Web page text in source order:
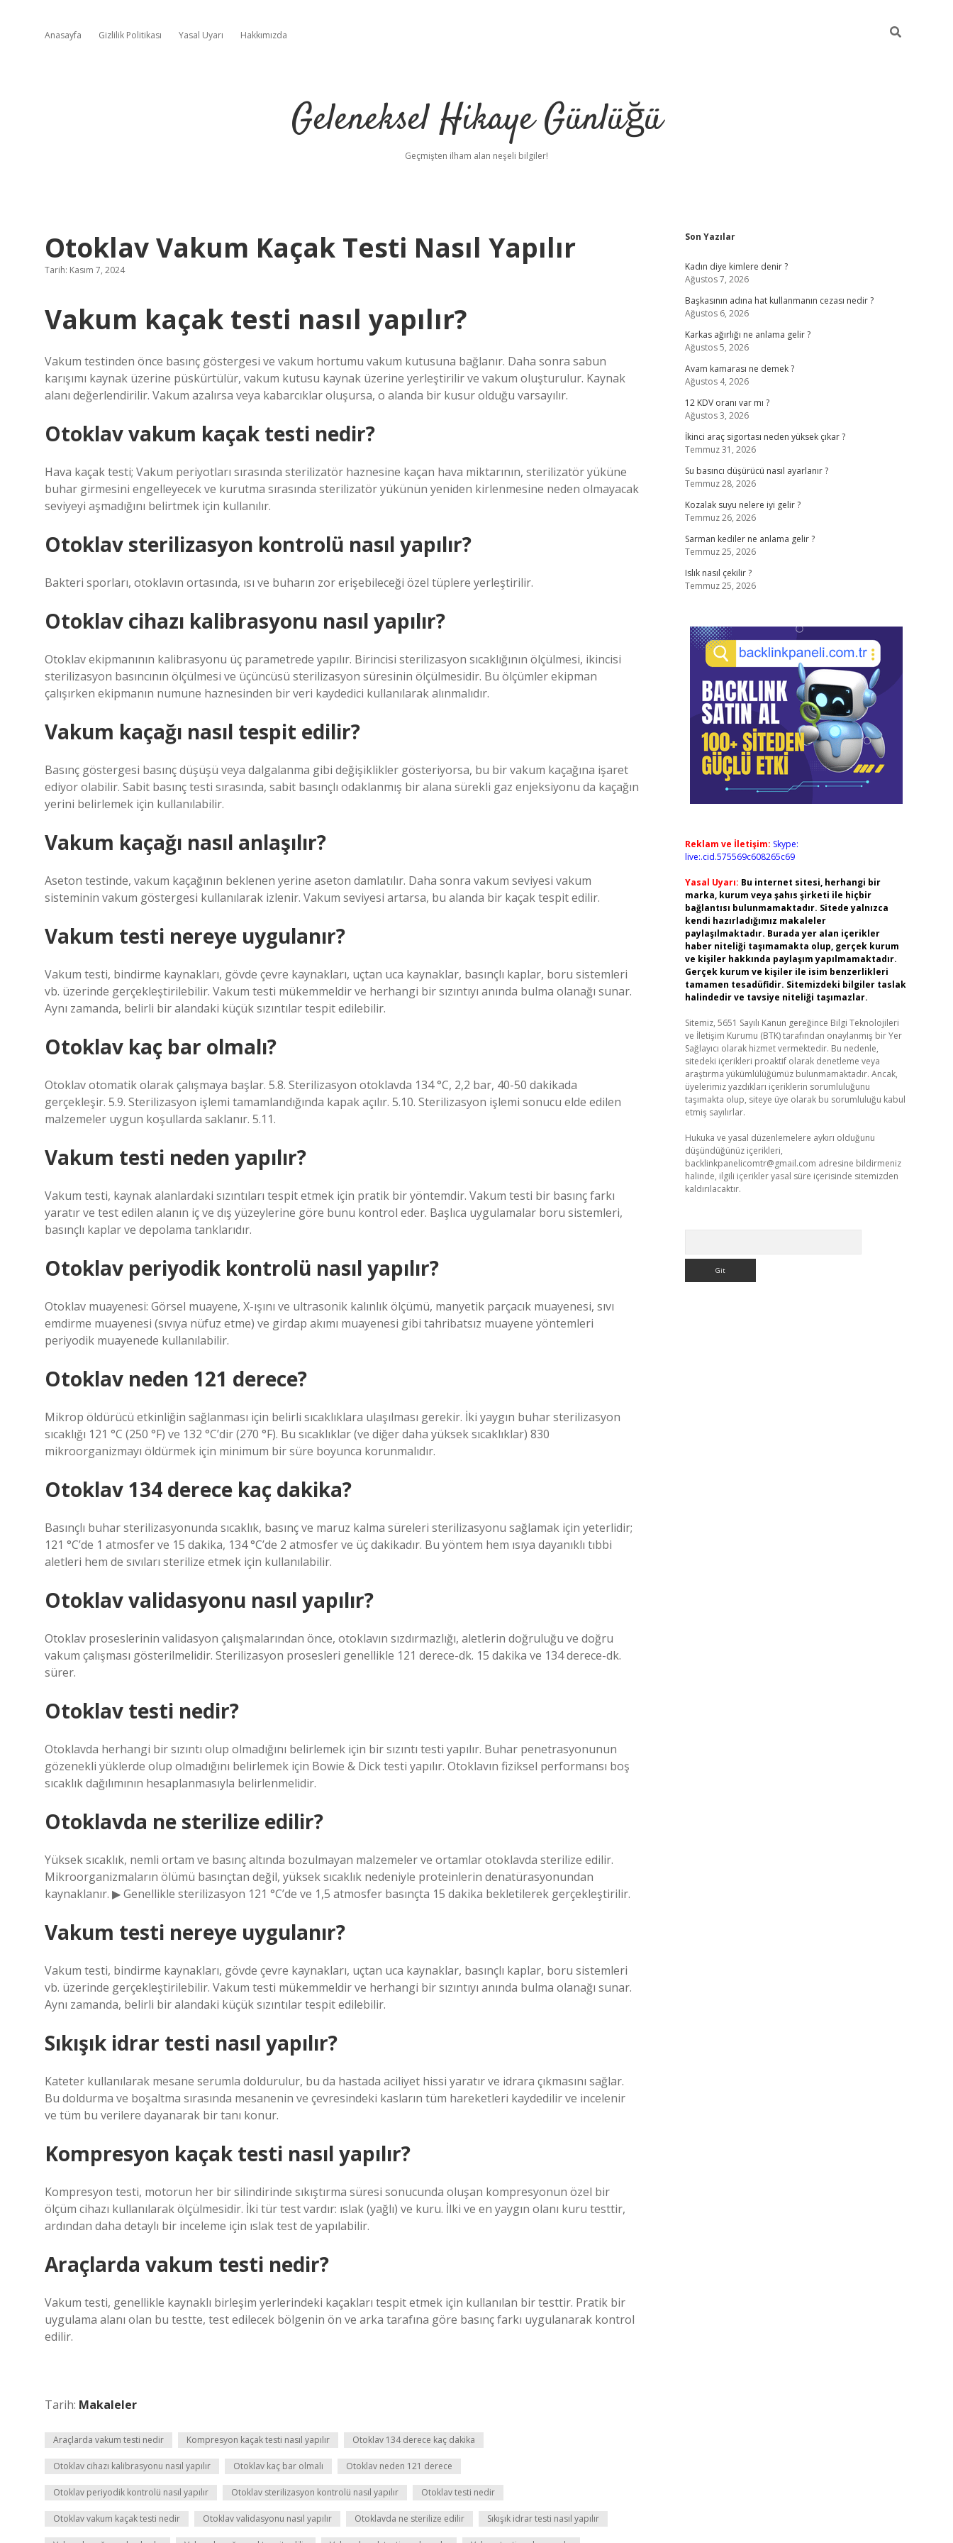
Anasayfa Gizlilik Politikası Yasal Uyarı Hakkımızda
Geleneksel Hikaye Günlüğü
Geçmişten ilham alan neşeli bilgiler!
Otoklav Vakum Kaçak Testi Nasıl Yapılır
Tarih: Kasım 7, 2024
Vakum kaçak testi nasıl yapılır?
Vakum testinden önce basınç göstergesi ve vakum hortumu vakum kutusuna bağlanır. Daha sonra sabun
karışımı kaynak üzerine püskürtülür, vakum kutusu kaynak üzerine yerleştirilir ve vakum oluşturulur. Kaynak
alanı değerlendirilir. Vakum azalırsa veya kabarcıklar oluşursa, o alanda bir kusur olduğu varsayılır.
Otoklav vakum kaçak testi nedir?
Hava kaçak testi; Vakum periyotları sırasında sterilizatör haznesine kaçan hava miktarının, sterilizatör yüküne
buhar girmesini engelleyecek ve kurutma sırasında sterilizatör yükünün yeniden kirlenmesine neden olmayacak
seviyeyi aşmadığını belirtmek için kullanılır.
Otoklav sterilizasyon kontrolü nasıl yapılır?
Bakteri sporları, otoklavın ortasında, ısı ve buharın zor erişebileceği özel tüplere yerleştirilir.
Otoklav cihazı kalibrasyonu nasıl yapılır?
Otoklav ekipmanının kalibrasyonu üç parametrede yapılır. Birincisi sterilizasyon sıcaklığının ölçülmesi, ikincisi
sterilizasyon basıncının ölçülmesi ve üçüncüsü sterilizasyon süresinin ölçülmesidir. Bu ölçümler ekipman
çalışırken ekipmanın numune haznesinden bir veri kaydedici kullanılarak alınmalıdır.
Vakum kaçağı nasıl tespit edilir?
Basınç göstergesi basınç düşüşü veya dalgalanma gibi değişiklikler gösteriyorsa, bu bir vakum kaçağına işaret
ediyor olabilir. Sabit basınç testi sırasında, sabit basınçlı odaklanmış bir alana sürekli gaz enjeksiyonu da kaçağın
yerini belirlemek için kullanılabilir.
Vakum kaçağı nasıl anlaşılır?
Aseton testinde, vakum kaçağının beklenen yerine aseton damlatılır. Daha sonra vakum seviyesi vakum
sisteminin vakum göstergesi kullanılarak izlenir. Vakum seviyesi artarsa, bu alanda bir kaçak tespit edilir.
Vakum testi nereye uygulanır?
Vakum testi, bindirme kaynakları, gövde çevre kaynakları, uçtan uca kaynaklar, basınçlı kaplar, boru sistemleri
vb. üzerinde gerçekleştirilebilir. Vakum testi mükemmeldir ve herhangi bir sızıntıyı anında bulma olanağı sunar.
Aynı zamanda, belirli bir alandaki küçük sızıntılar tespit edilebilir.
Otoklav kaç bar olmalı?
Otoklav otomatik olarak çalışmaya başlar. 5.8. Sterilizasyon otoklavda 134 °C, 2,2 bar, 40-50 dakikada
gerçekleşir. 5.9. Sterilizasyon işlemi tamamlandığında kapak açılır. 5.10. Sterilizasyon işlemi sonucu elde edilen
malzemeler uygun koşullarda saklanır. 5.11.
Vakum testi neden yapılır?
Vakum testi, kaynak alanlardaki sızıntıları tespit etmek için pratik bir yöntemdir. Vakum testi bir basınç farkı
yaratır ve test edilen alanın iç ve dış yüzeylerine göre bunu kontrol eder. Başlıca uygulamalar boru sistemleri,
basınçlı kaplar ve depolama tanklarıdır.
Otoklav periyodik kontrolü nasıl yapılır?
Otoklav muayenesi: Görsel muayene, X-ışını ve ultrasonik kalınlık ölçümü, manyetik parçacık muayenesi, sıvı
emdirme muayenesi (sıvıya nüfuz etme) ve girdap akımı muayenesi gibi tahribatsız muayene yöntemleri
periyodik muayenede kullanılabilir.
Otoklav neden 121 derece?
Mikrop öldürücü etkinliğin sağlanması için belirli sıcaklıklara ulaşılması gerekir. İki yaygın buhar sterilizasyon
sıcaklığı 121 °C (250 °F) ve 132 °C’dir (270 °F). Bu sıcaklıklar (ve diğer daha yüksek sıcaklıklar) 830
mikroorganizmayı öldürmek için minimum bir süre boyunca korunmalıdır.
Otoklav 134 derece kaç dakika?
Basınçlı buhar sterilizasyonunda sıcaklık, basınç ve maruz kalma süreleri sterilizasyonu sağlamak için yeterlidir;
121 °C’de 1 atmosfer ve 15 dakika, 134 °C’de 2 atmosfer ve üç dakikadır. Bu yöntem hem ısıya dayanıklı tıbbi
aletleri hem de sıvıları sterilize etmek için kullanılabilir.
Otoklav validasyonu nasıl yapılır?
Otoklav proseslerinin validasyon çalışmalarından önce, otoklavın sızdırmazlığı, aletlerin doğruluğu ve doğru
vakum çalışması gösterilmelidir. Sterilizasyon prosesleri genellikle 121 derece-dk. 15 dakika ve 134 derece-dk.
sürer.
Otoklav testi nedir?
Otoklavda herhangi bir sızıntı olup olmadığını belirlemek için bir sızıntı testi yapılır. Buhar penetrasyonunun
gözenekli yüklerde olup olmadığını belirlemek için Bowie & Dick testi yapılır. Otoklavın fiziksel performansı boş
sıcaklık dağılımının hesaplanmasıyla belirlenmelidir.
Otoklavda ne sterilize edilir?
Yüksek sıcaklık, nemli ortam ve basınç altında bozulmayan malzemeler ve ortamlar otoklavda sterilize edilir.
Mikroorganizmaların ölümü basınçtan değil, yüksek sıcaklık nedeniyle proteinlerin denatürasyonundan
kaynaklanır. ▶ Genellikle sterilizasyon 121 °C’de ve 1,5 atmosfer basınçta 15 dakika bekletilerek gerçekleştirilir.
Vakum testi nereye uygulanır?
Vakum testi, bindirme kaynakları, gövde çevre kaynakları, uçtan uca kaynaklar, basınçlı kaplar, boru sistemleri
vb. üzerinde gerçekleştirilebilir. Vakum testi mükemmeldir ve herhangi bir sızıntıyı anında bulma olanağı sunar.
Aynı zamanda, belirli bir alandaki küçük sızıntılar tespit edilebilir.
Sıkışık idrar testi nasıl yapılır?
Kateter kullanılarak mesane serumla doldurulur, bu da hastada aciliyet hissi yaratır ve idrara çıkmasını sağlar.
Bu doldurma ve boşaltma sırasında mesanenin ve çevresindeki kasların tüm hareketleri kaydedilir ve incelenir
ve tüm bu verilere dayanarak bir tanı konur.
Kompresyon kaçak testi nasıl yapılır?
Kompresyon testi, motorun her bir silindirinde sıkıştırma süresi sonucunda oluşan kompresyonun özel bir
ölçüm cihazı kullanılarak ölçülmesidir. İki tür test vardır: ıslak (yağlı) ve kuru. İlki ve en yaygın olanı kuru testtir,
ardından daha detaylı bir inceleme için ıslak test de yapılabilir.
Araçlarda vakum testi nedir?
Vakum testi, genellikle kaynaklı birleşim yerlerindeki kaçakları tespit etmek için kullanılan bir testtir. Pratik bir
uygulama alanı olan bu testte, test edilecek bölgenin ön ve arka tarafına göre basınç farkı uygulanarak kontrol
edilir.
Tarih: Makaleler
Araçlarda vakum testi nedir Kompresyon kaçak testi nasıl yapılır Otoklav 134 derece kaç dakika
Otoklav cihazı kalibrasyonu nasıl yapılır Otoklav kaç bar olmalı Otoklav neden 121 derece
Otoklav periyodik kontrolü nasıl yapılır Otoklav sterilizasyon kontrolü nasıl yapılır Otoklav testi nedir
Otoklav vakum kaçak testi nedir Otoklav validasyonu nasıl yapılır Otoklavda ne sterilize edilir Sıkışık idrar testi nasıl yapılır
Sidebar
Son Yazılar
Kadın diye kimlere denir ?
Ağustos 7, 2026
Başkasının adına hat kullanmanın cezası nedir ?
Ağustos 6, 2026
Karkas ağırlığı ne anlama gelir ?
Ağustos 5, 2026
Avam kamarası ne demek ?
Ağustos 4, 2026
12 KDV oranı var mı ?
Ağustos 3, 2026
İkinci araç sigortası neden yüksek çıkar ?
Temmuz 31, 2026
Su basıncı düşürücü nasıl ayarlanır ?
Temmuz 28, 2026
Kozalak suyu nelere iyi gelir ?
Temmuz 26, 2026
Sarman kediler ne anlama gelir ?
Temmuz 25, 2026
Islık nasıl çekilir ?
Temmuz 25, 2026
Reklam ve İletişim: Skype:
live:.cid.575569c608265c69
Yasal Uyarı: Bu internet sitesi, herhangi bir
marka, kurum veya şahıs şirketi ile hiçbir
bağlantısı bulunmamaktadır. Sitede yalnızca
kendi hazırladığımız makaleler
paylaşılmaktadır. Burada yer alan içerikler
haber niteliği taşımamakta olup, gerçek kurum
ve kişiler hakkında paylaşım yapılmamaktadır.
Gerçek kurum ve kişiler ile isim benzerlikleri
tamamen tesadüfidir. Sitemizdeki bilgiler taslak
halindedir ve tavsiye niteliği taşımazlar.
Sitemiz, 5651 Sayılı Kanun gereğince Bilgi Teknolojileri
ve İletişim Kurumu (BTK) tarafından onaylanmış bir Yer
Sağlayıcı olarak hizmet vermektedir. Bu nedenle,
sitedeki içerikleri proaktif olarak denetleme veya
araştırma yükümlülüğümüz bulunmamaktadır. Ancak,
üyelerimiz yazdıkları içeriklerin sorumluluğunu
taşımakta olup, siteye üye olarak bu sorumluluğu kabul
etmiş sayılırlar.
Hukuka ve yasal düzenlemelere aykırı olduğunu
düşündüğünüz içerikleri,
backlinkpanelicomtr@gmail.com adresine bildirmeniz
halinde, ilgili içerikler yasal süre içerisinde sitemizden
kaldırılacaktır.